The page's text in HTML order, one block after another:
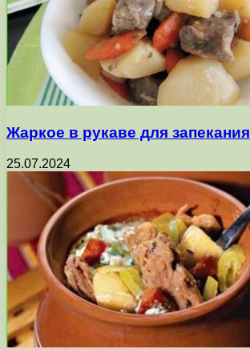
Жаркое в рукаве для запекания
25.07.2024